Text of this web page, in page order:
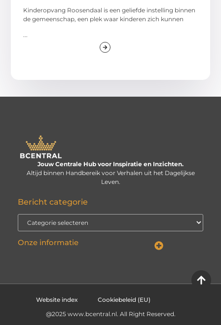
Kinderopvang Roosendaal is een geliefde instelling binnen
de gemeenschap, een plek waar kinderen zich kunnen
...
Jouw Centrale Hub voor Inspiratie en Inzichten.
Altijd binnen Handbereik voor Verhalen uit het Dagelijkse
Leven.
Bericht categorie
Onze informatie
Website index
Cookiebeleid (EU)
@2025 www.bcentral.nl. All Right Reserved.